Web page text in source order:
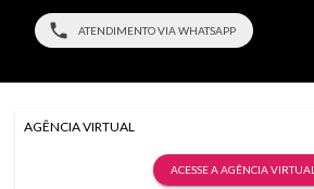
ATENDIMENTO VIA WHATSAPP
AGÊNCIA VIRTUAL
ACESSE A AGÊNCIA VIRTUAL